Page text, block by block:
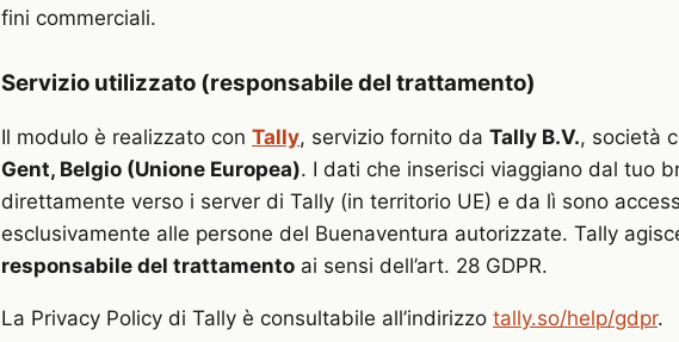
fini commerciali.
Servizio utilizzato (responsabile del trattamento)
Il modulo è realizzato con Tally, servizio fornito da Tally B.V., società
Gent, Belgio (Unione Europea). I dati che inserisci viaggiano dal tuo
direttamente verso i server di Tally (in territorio UE) e da lì sono
esclusivamente alle persone del Buenaventura autorizzate. Tally
responsabile del trattamento ai sensi dell’art. 28 GDPR.
La Privacy Policy di Tally è consultabile all’indirizzo tally.so/help/gdpr.